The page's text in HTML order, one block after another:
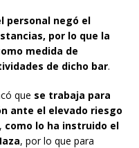
personal negó el
por lo que la
medida de
de dicho bar.
que se trabaja para
ante el elevado riesgo
como lo ha instruido el
, por lo que para